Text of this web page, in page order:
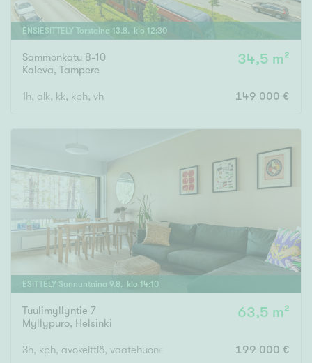
ENSIESITTELY Torstaina 13.8. klo 12:30
Sammonkatu 8-10
Kaleva, Tampere
34,5 m²
1h, alk, kk, kph, vh 149 000 €
ESITTELY Sunnuntaina 9.8. klo 14:10
Tuulimyllyntie 7
Myllypuro, Helsinki
63,5 m²
3h, kph, avokeittiö, vaatehuone, lasitettu parveke199 000 €